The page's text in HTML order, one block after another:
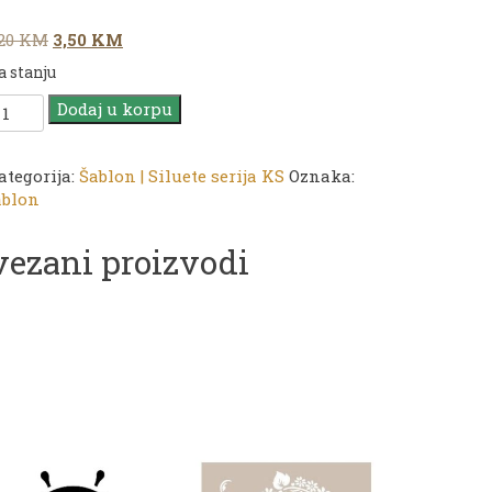
KM Original
was:
5,20 KM.
3,50 KM
3,50 KM.
stanju
Dodaj u korpu
Šablon | Siluete serija KS Oznaka:
proizvodi